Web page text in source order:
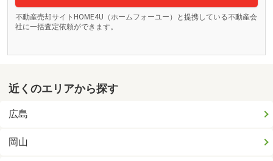
不動産売却サイトHOME4U（ホームフォーユー）と提携している不動産会
社に一括査定依頼ができます。
近くのエリアから探す
広島
岡山